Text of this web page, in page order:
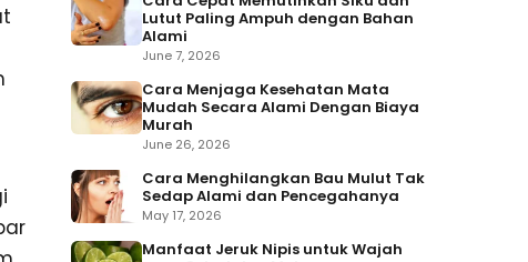
Lutut Paling Ampuh dengan Bahan
Alami
June 7, 2026
Cara Menjaga Kesehatan Mata
Mudah Secara Alami Dengan Biaya
Murah
June 26, 2026
Cara Menghilangkan Bau Mulut Tak
Sedap Alami dan Pencegahanya
May 17, 2026
Manfaat Jeruk Nipis untuk Wajah